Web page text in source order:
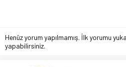
Henüz yorum yapılmamış. İlk yorumu
yapabilirsiniz.